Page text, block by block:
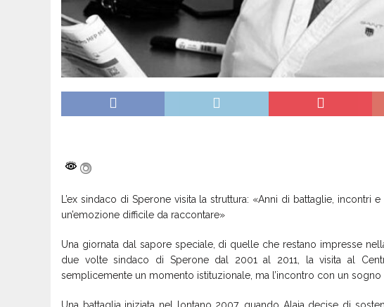
L’ex sindaco di Sperone visita la struttura: «Anni di battaglie,
un’emozione difficile da raccontare»
Una giornata dal sapore speciale, di quelle che restano impresse
due volte sindaco di Sperone dal 2001 al 2011, la visita al
semplicemente un momento istituzionale, ma l’incontro con un sogno
Una battaglia iniziata nel lontano 2007, quando Alaia decise di